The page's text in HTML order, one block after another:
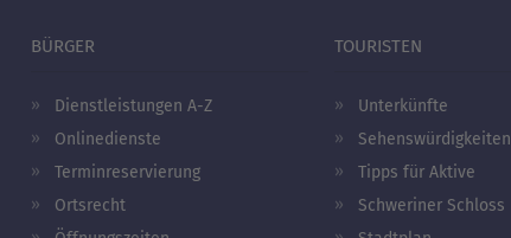
BÜRGER
Dienstleistungen A-Z
Onlinedienste
Terminreservierung
Ortsrecht
TOURISTEN
Unterkünfte
Sehenswürdigkeiten
Tipps für Aktive
Schweriner Schloss